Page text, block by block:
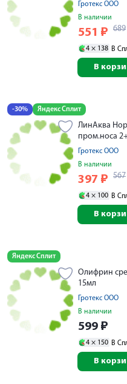
Гротекс ООО
В наличии
551 ₽ 689
4 × 138 В
В
-30% Яндекс Сплит
ЛинАква
пром.носа
Гротекс ООО
В наличии
397 ₽ 567
4 × 100 В
В
Яндекс Сплит
Олифрин
15мл
Гротекс ООО
В наличии
599 ₽
4 × 150 В
В